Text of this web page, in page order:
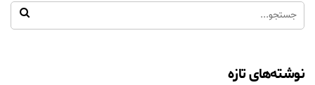
نوشته‌های تازه